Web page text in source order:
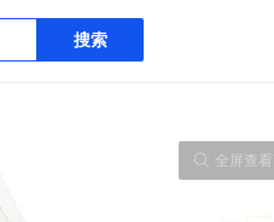
搜索
全屏查